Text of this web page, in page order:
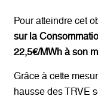
Pour atteindre cet
sur la
22,5€/MWh à son
Grâce à cette
hausse des TRVE